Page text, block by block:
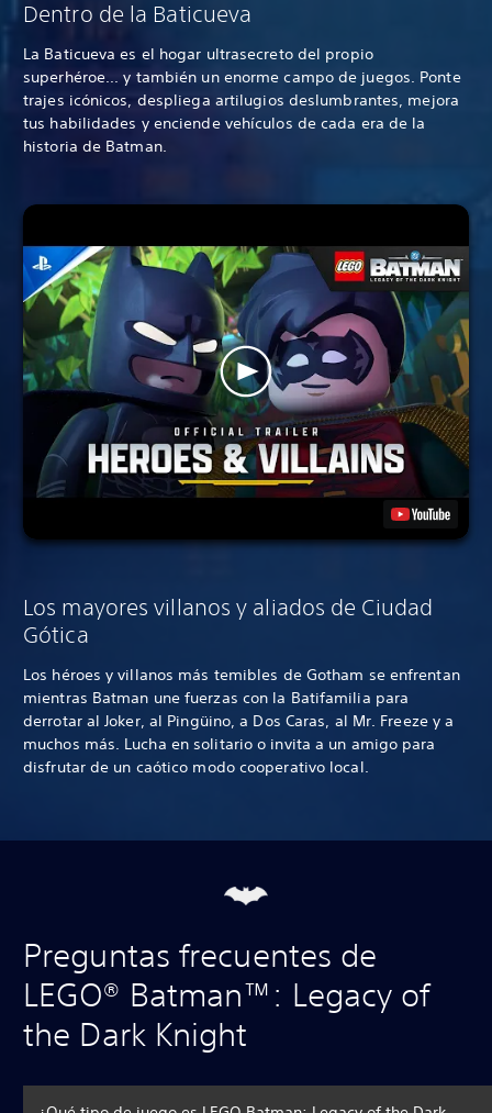
Dentro de la Baticueva
La Baticueva es el hogar ultrasecreto del propio
superhéroe... y también un enorme campo de juegos. Ponte
trajes icónicos, despliega artilugios deslumbrantes, mejora
tus habilidades y enciende vehículos de cada era de la
historia de Batman.
Los mayores villanos y aliados de Ciudad
Gótica
Los héroes y villanos más temibles de Gotham se enfrentan
mientras Batman une fuerzas con la Batifamilia para
derrotar al Joker, al Pingüino, a Dos Caras, al Mr. Freeze y a
muchos más. Lucha en solitario o invita a un amigo para
disfrutar de un caótico modo cooperativo local.
Preguntas frecuentes de
LEGO® Batman™: Legacy of
the Dark Knight